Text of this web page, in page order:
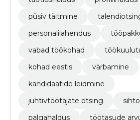
püsiv täitmine
personalilahendus
vabad töökohad
kohad eestis
värbamine
kandidaatide leidmine
juhtivtöötajate otsing
palgahaldus
töötasude